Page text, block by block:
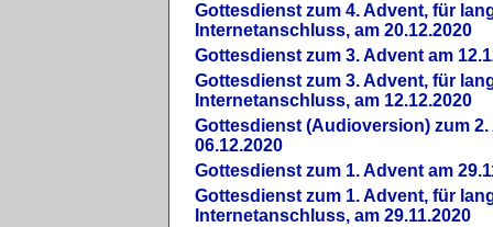
Gottesdienst zum 4. Advent, für
Internetanschluss, am 20.12.2020
Gottesdienst zum 3. Advent am
Gottesdienst zum 3. Advent, für
Internetanschluss, am 12.12.2020
Gottesdienst (Audioversion) zum 2.
06.12.2020
Gottesdienst zum 1. Advent am
Gottesdienst zum 1. Advent, für
Internetanschluss, am 29.11.2020